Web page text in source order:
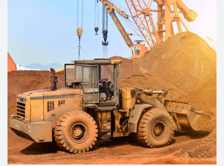
PLANNING
Coal Transportation